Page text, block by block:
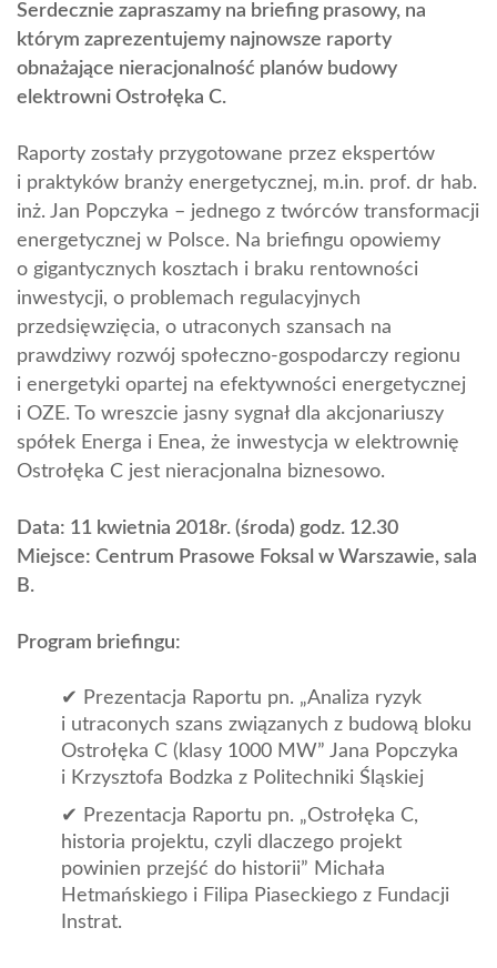
Serdecznie zapraszamy na briefing prasowy, na
którym zaprezentujemy najnowsze raporty
obnażające nieracjonalność planów budowy
elektrowni Ostrołęka C.
Raporty zostały przygotowane przez ekspertów
i praktyków branży energetycznej, m.in. prof. dr hab.
inż. Jan Popczyka – jednego z twórców transformacji
energetycznej w Polsce. Na briefingu opowiemy
o gigantycznych kosztach i braku rentowności
inwestycji, o problemach regulacyjnych
przedsięwzięcia, o utraconych szansach na
prawdziwy rozwój społeczno-gospodarczy regionu
i energetyki opartej na efektywności energetycznej
i OZE. To wreszcie jasny sygnał dla akcjonariuszy
spółek Energa i Enea, że inwestycja w elektrownię
Ostrołęka C jest nieracjonalna biznesowo.
Data: 11 kwietnia 2018r. (środa) godz. 12.30
Miejsce: Centrum Prasowe Foksal w Warszawie, sala
B.
Program briefingu:
Prezentacja Raportu pn. „Analiza ryzyk
i utraconych szans związanych z budową bloku
Ostrołęka C (klasy 1000 MW” Jana Popczyka
i Krzysztofa Bodzka z Politechniki Śląskiej
Prezentacja Raportu pn. „Ostrołęka C,
historia projektu, czyli dlaczego projekt
powinien przejść do historii” Michała
Hetmańskiego i Filipa Piaseckiego z Fundacji
Instrat.